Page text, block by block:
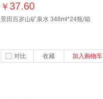
￥ 37.60
景田百岁山矿泉水 348ml*24瓶/箱
对比 收藏 加入购物车